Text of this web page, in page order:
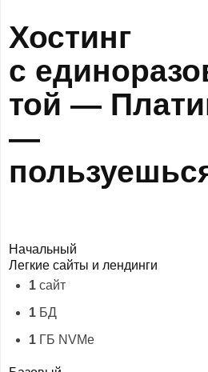
Хостинг
с
той —
—
Начальный
Легкие сайты и лендинги
1 сайт
1 БД
1 ГБ NVMe